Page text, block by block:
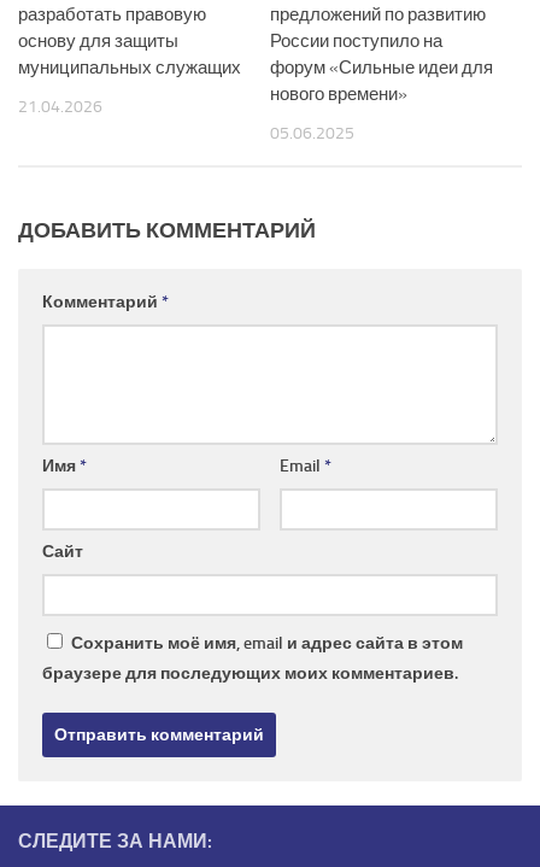
разработать правовую
основу для защиты
муниципальных служащих
21.04.2026
предложений по развитию
России поступило на
форум «Сильные идеи для
нового времени»
05.06.2025
ДОБАВИТЬ КОММЕНТАРИЙ
Комментарий *
Имя* Email *
Сайт
Сохранить моё имя, email и адрес сайта в этом
браузере для последующих моих комментариев.
СЛЕДИТЕ ЗА НАМИ: